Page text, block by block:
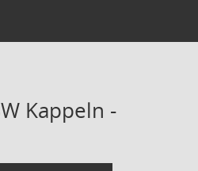
Kappeln -